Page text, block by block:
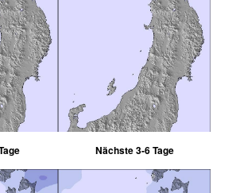
Nächste 3-6 Tage